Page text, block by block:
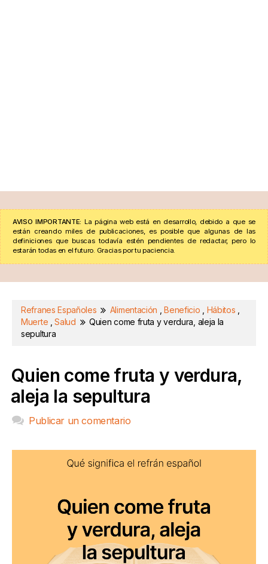
AVISO IMPORTANTE: La página web está en desarrollo, debido a que se
están creando miles de publicaciones, es posible que algunas de las
definiciones que buscas todavía estén pendientes de redactar, pero lo
estarán todas en el futuro. Gracias por tu paciencia.
Refranes Españoles Alimentación ,Beneficio Hábitos
Muerte
,Salud
Quien come fruta y verdura, aleja la
sepultura
Quien come fruta y verdura,
aleja la sepultura
Publicar un comentario